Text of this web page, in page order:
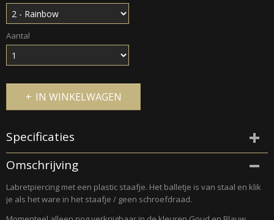
Aantal
IN WINKELWAGEN
Specificaties
Productcode
261-2
Omschrijving
Labretpiercing met een plastic staafje. Het balletje is van staal en klik
je als het ware in het staafje / geen schroefdraad.